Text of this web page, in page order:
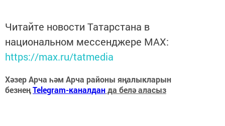
Читайте новости Татарстана в
национальном мессенджере MАХ:
https://max.ru/tatmedia
Хәзер Арча һәм Арча районы яңалыкларын
безнеңTelegram-каналданда белә аласыз